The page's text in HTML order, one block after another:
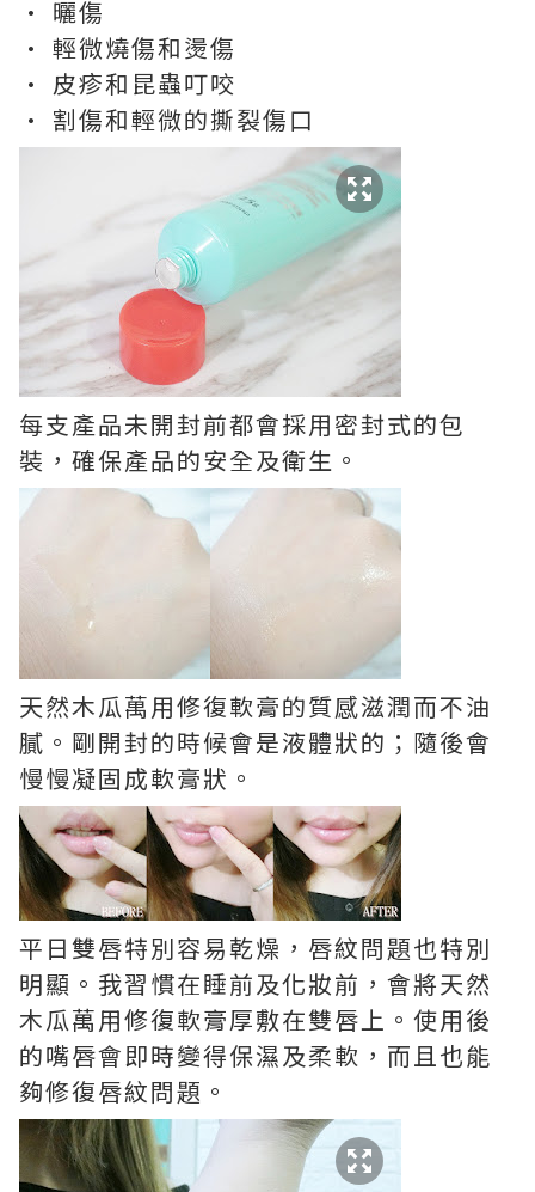
• 曬傷
• 輕微燒傷和燙傷
• 皮疹和昆蟲叮咬
• 割傷和輕微的撕裂傷口
每支產品未開封前都會採用密封式的包
裝，確保產品的安全及衛生。
天然木瓜萬用修復軟膏的質感滋潤而不油
膩。剛開封的時候會是液體狀的；隨後會
慢慢凝固成軟膏狀。
平日雙唇特別容易乾燥，唇紋問題也特別
明顯。我習慣在睡前及化妝前，會將天然
木瓜萬用修復軟膏厚敷在雙唇上。使用後
的嘴唇會即時變得保濕及柔軟，而且也能
夠修復唇紋問題。